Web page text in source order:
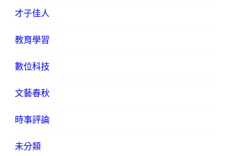
才子佳人
教育學習
數位科技
文藝春秋
時事評論
未分類